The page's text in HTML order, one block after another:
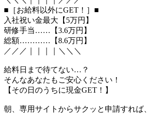
■［お給料以外にGET！］■
入社祝い金最大【5万円】
研修手当……【3.6万円】
総額…………【8.6万円】
／／／｜｜｜｜＼＼＼
給料日まで待てない…？
そんなあなたもご安心ください！
【その日のうちに現金GET！】
朝、専用サイトからサクッと申請すれば、